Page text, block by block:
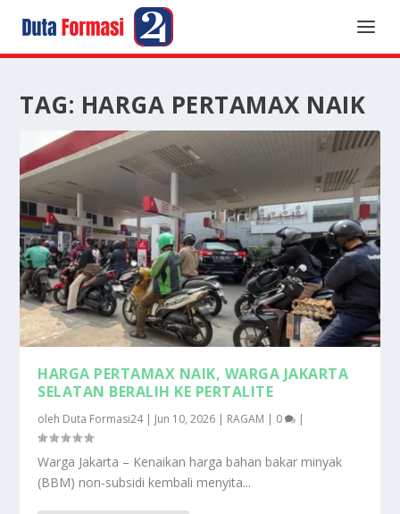
TAG: HARGA PERTAMAX NAIK
HARGA PERTAMAX NAIK, WARGA JAKARTA
SELATAN BERALIH KE PERTALITE
oleh Duta Formasi24| Jun 10, 2026 | RAGAM | 0 |
Warga Jakarta – Kenaikan harga bahan bakar minyak
(BBM) non-subsidi kembali menyita...